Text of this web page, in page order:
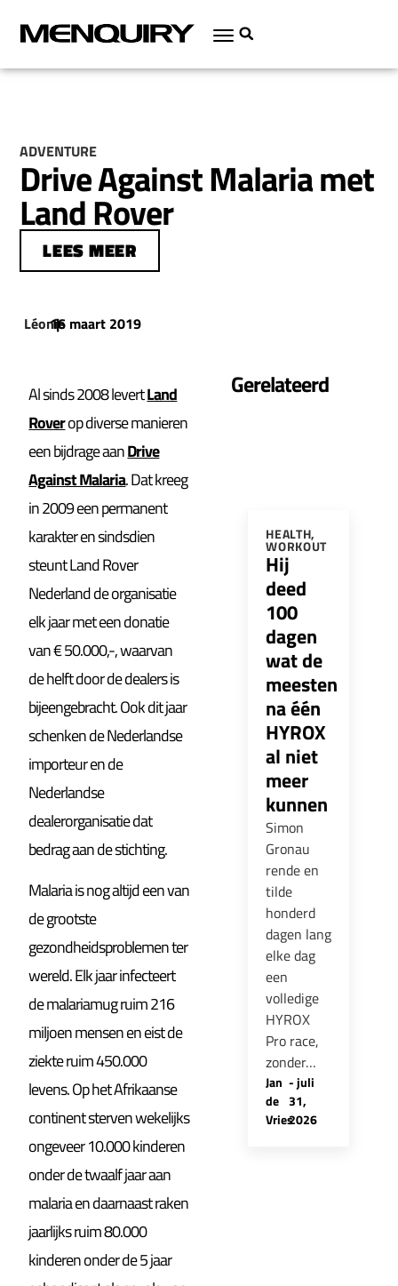
ADVENTURE
Drive Against Malaria met
Land Rover
LEES MEER
Léonie
|
16 maart 2019
Al sinds 2008 levertLand
Roverop diverse manieren
een bijdrage aanDrive
Against Malaria. Dat kreeg
in 2009 een permanent
karakter en sindsdien
steunt Land Rover
Nederland de organisatie
elk jaar met een donatie
van € 50.000,-, waarvan
de helft door de dealers is
bijeengebracht. Ook dit jaar
schenken de Nederlandse
importeur en de
Nederlandse
dealerorganisatie dat
bedrag aan de stichting.
Malaria is nog altijd een van
de grootste
gezondheidsproblemen ter
wereld. Elk jaar infecteert
de malariamug ruim 216
miljoen mensen en eist de
ziekte ruim 450.000
levens. Op het Afrikaanse
continent sterven wekelijks
ongeveer 10.000 kinderen
onder de twaalf jaar aan
malaria en daarnaast raken
jaarlijks ruim 80.000
kinderen onder de 5 jaar
Gerelateerd
HEALTH,
WORKOUT
Hij
deed
100
dagen
wat de
meesten
na één
HYROX
al niet
meer
kunnen
Simon
Gronau
rende en
tilde
honderd
dagen lang
elke dag
een
volledige
HYROX
Pro race,
zonder…
Jan
de
Vries
-juli
31,
2026